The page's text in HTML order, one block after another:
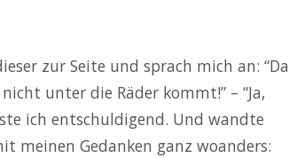
zur Seite und sprach mich an: “Da
unter die Räder kommt!” – “Ja,
ich entschuldigend. Und wandte
meinen Gedanken ganz woanders: